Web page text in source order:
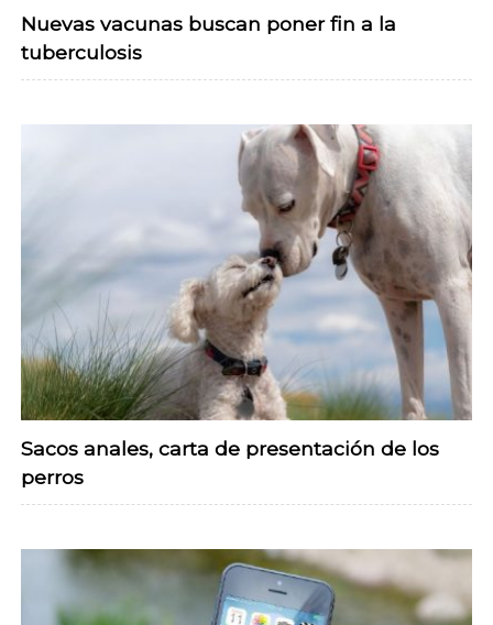
Nuevas vacunas buscan poner fin a la
tuberculosis
Sacos anales, carta de presentación de los
perros